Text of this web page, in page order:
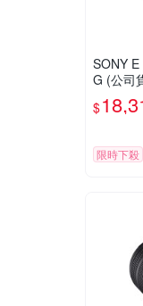
SONY
G (公司
$
限時下殺